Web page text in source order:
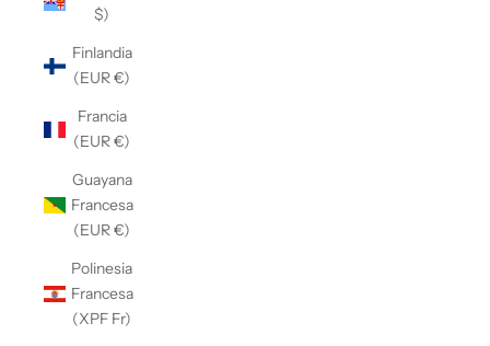
$)
Finlandia
(EUR €)
Francia
(EUR €)
Guayana
Francesa
(EUR €)
Polinesia
Francesa
(XPF Fr)